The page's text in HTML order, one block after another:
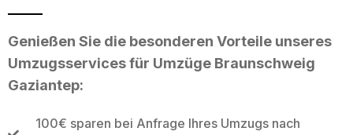
Genießen Sie die besonderen Vorteile unseres
Umzugsservices für Umzüge Braunschweig
Gaziantep:
100€ sparen bei Anfrage Ihres Umzugs nach